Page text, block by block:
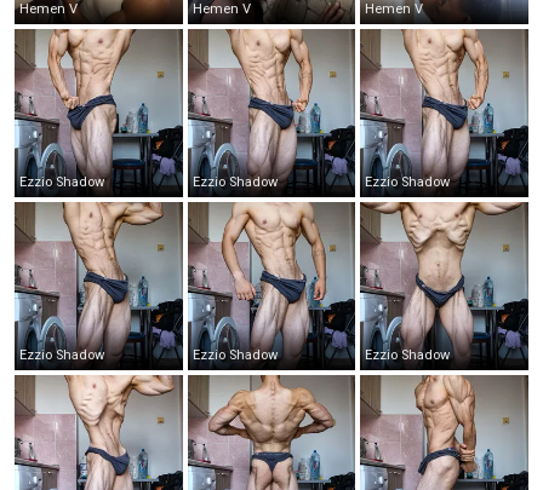
Hemen V Hemen V Hemen V
Ezzio Shadow Ezzio Shadow Ezzio Shadow
Ezzio Shadow Ezzio Shadow Ezzio Shadow